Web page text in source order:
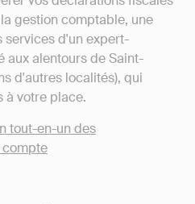
gestion comptable, une
d'un expert-
aux alentours de Saint-
d'autres localités), qui
à votre place.